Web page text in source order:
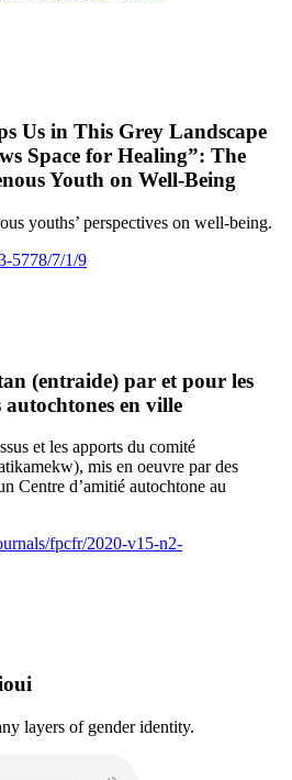
Us in This Grey Landscape
Space for Healing”: The
Youth on Well-Being
youths’ perspectives on well-being.
5778/7/1/9
(entraide) par et pour les
autochtones en ville
et les apports du comité
mis en oeuvre par des
Centre d’amitié autochtone au
fpcfr/2020-v15-n2-
layers of gender identity.